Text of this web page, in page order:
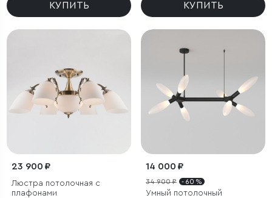
КУПИТЬ КУПИТЬ
23 900 ₽
Люстра потолочная с
плафонами
14 000 ₽
34 900 ₽ - 60 %
Умный потолочный